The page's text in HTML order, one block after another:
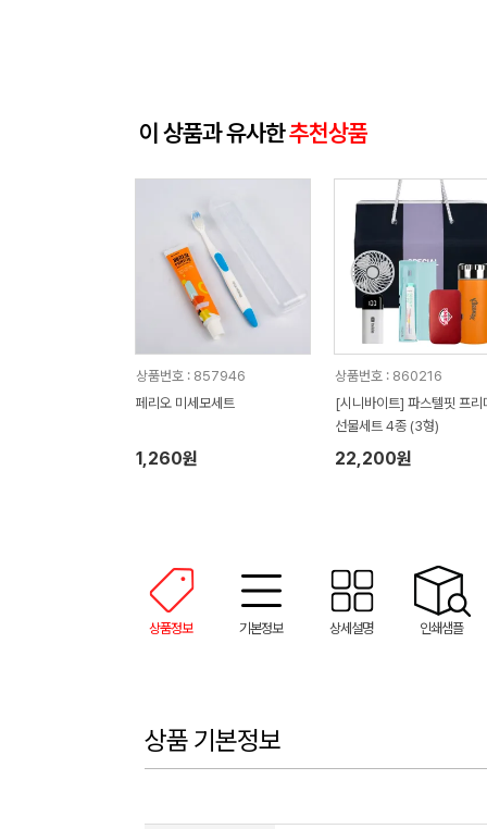
이 상품과 유사한추천상품
상품번호 : 857946
페리오 미세모세트
1,260원
상품번호 : 860216
[시니바이트] 파스텔핏 프리
선물세트 4종 (3형)
22,200원
상품정보 기본정보 상세설명 인쇄샘플
상품 기본정보